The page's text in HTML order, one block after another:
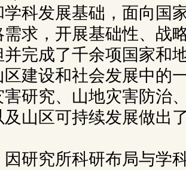
学科发展基础，面向国
需求，开展基础性、战
并完成了千余项国家和
区建设和社会发展中的
害研究、山地灾害防治
及山区可持续发展做出
因研究所科研布局与学